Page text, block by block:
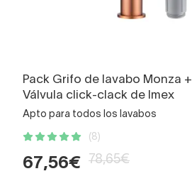
Pack Grifo de lavabo Monza +
Válvula click-clack de Imex
Apto para todos los lavabos
(8)
67,56€ 78,65€